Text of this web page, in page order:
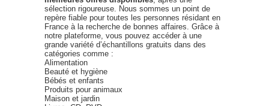
sélection rigoureuse. Nous sommes un point de
repère fiable pour toutes les personnes résidant en
France à la recherche de bonnes affaires. Grâce à
notre plateforme, vous pouvez accéder à une
grande variété d’échantillons gratuits dans des
catégories comme :
Alimentation
Beauté et hygiène
Bébés et enfants
Produits pour animaux
Maison et jardin